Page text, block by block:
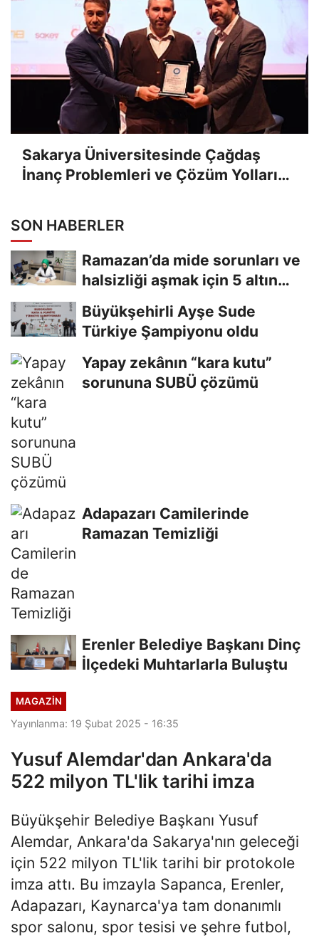
Sakarya Üniversitesinde Çağdaş
İnanç Problemleri ve Çözüm Yolları
SON HABERLER
Ramazan’da mide sorunları ve
halsizliği aşmak için 5 altın
Büyükşehirli Ayşe Sude
Türkiye Şampiyonu oldu
Yapay zekânın “kara kutu”
sorununa SUBÜ çözümü
Adapazarı Camilerinde
Ramazan Temizliği
Erenler Belediye Başkanı Dinç
İlçedeki Muhtarlarla Buluştu
MAGAZİN
Yayınlanma: 19 Şubat 2025 - 16:35
Yusuf Alemdar'dan Ankara'da
522 milyon TL'lik tarihi imza
Büyükşehir Belediye Başkanı Yusuf
Alemdar, Ankara'da Sakarya'nın geleceği
için 522 milyon TL'lik tarihi bir protokole
imza attı. Bu imzayla Sapanca, Erenler,
Adapazarı, Kaynarca'ya tam donanımlı
spor salonu, spor tesisi ve şehre futbol,